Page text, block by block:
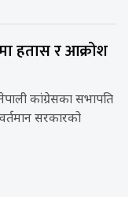
हतास र आक्रोश
कांग्रेसका सभापति
सरकारको